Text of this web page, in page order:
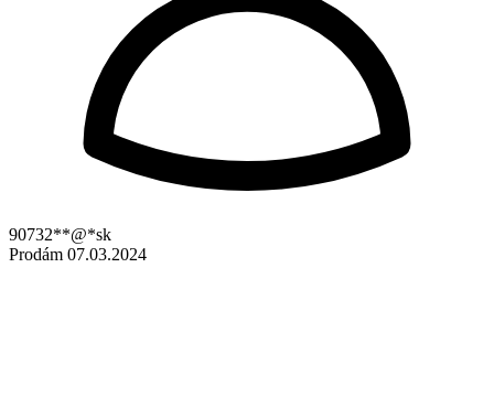
90732**@*sk
Prodám 07.03.2024